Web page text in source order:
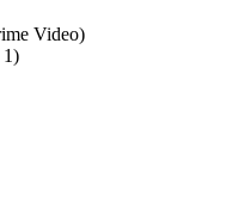
Video)
1)